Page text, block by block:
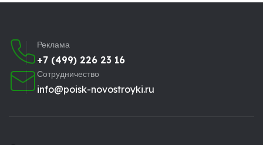
Реклама
+7 (499) 226 23 16
Сотрудничество
info@poisk-novostroyki.ru